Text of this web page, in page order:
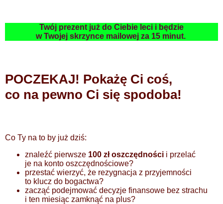
Twój prezent już do Ciebie leci i będzie
w Twojej skrzynce mailowej za 15 minut.
POCZEKAJ! Pokażę Ci coś,
co na pewno Ci się spodoba!
Co Ty na to by już dziś:
znaleźć pierwsze 100 zł oszczędności i przelać
je na konto oszczędnościowe?
przestać wierzyć, że rezygnacja z przyjemności
to klucz do bogactwa?
zacząć podejmować decyzje finansowe bez strachu
i ten miesiąc zamknąć na plus?